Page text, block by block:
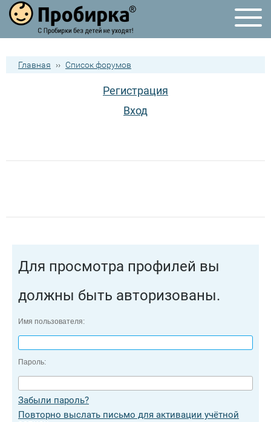
Главная ›› Список форумов
Регистрация
Вход
Для просмотра профилей вы
должны быть авторизованы.
Имя пользователя:
Пароль:
Забыли пароль?
Повторно выслать письмо для активации учётной